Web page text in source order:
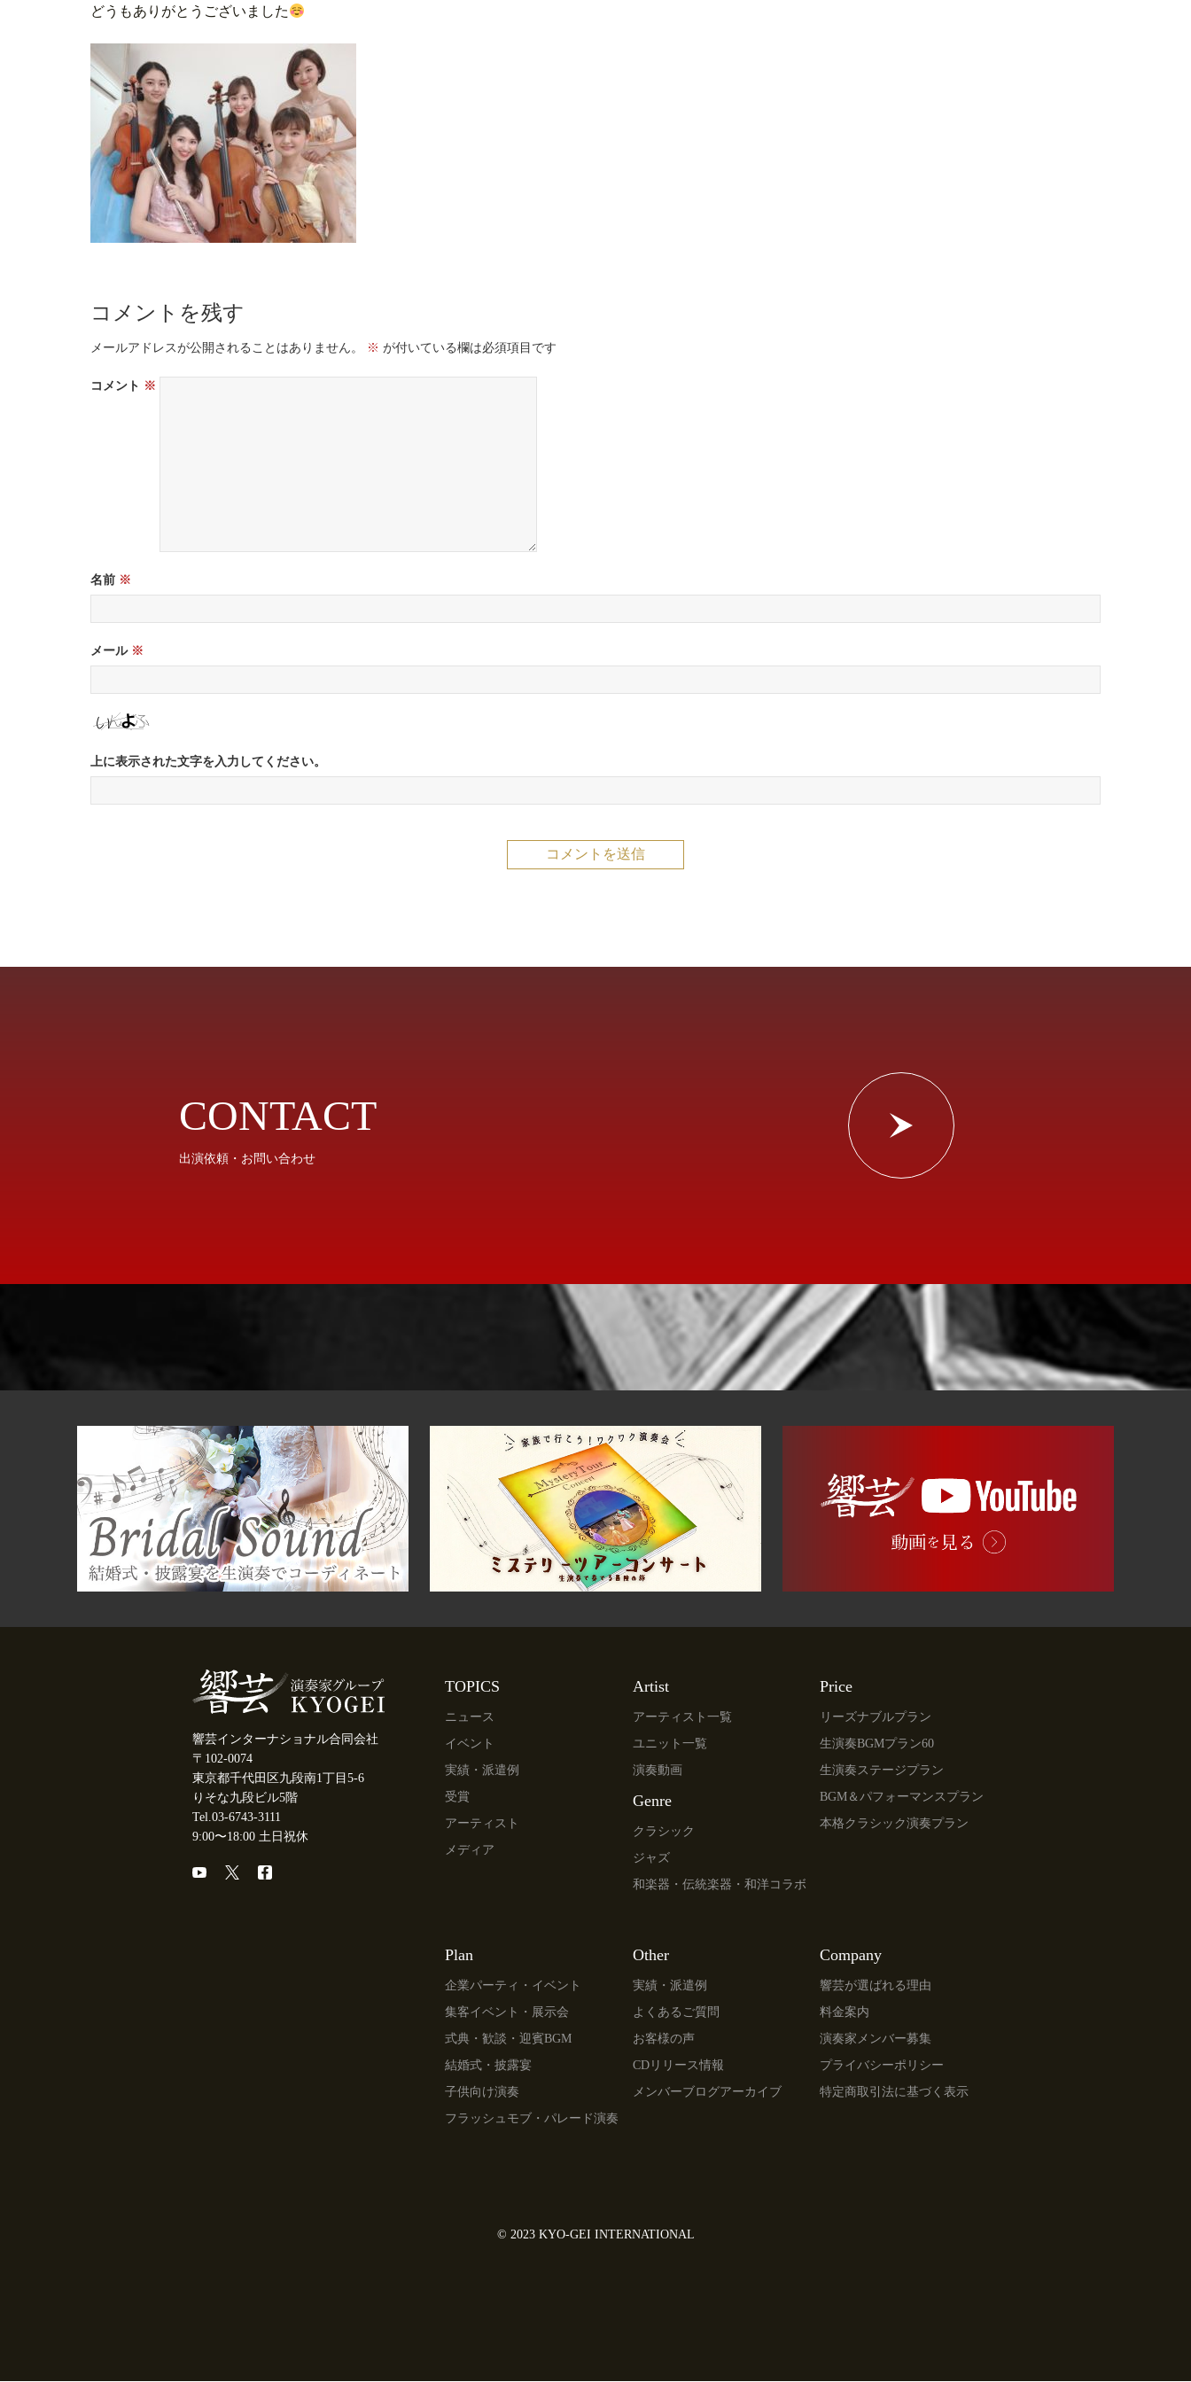
どうもありがとうございました
コメントを残す
メールアドレスが公開されることはありません。 ※ が付いている欄は必須項目です
コメント ※
名前 ※
メール ※
上に表示された文字を入力してください。
CONTACT
出演依頼・お問い合わせ
響芸インターナショナル合同会社
〒102-0074
東京都千代田区九段南1丁目5-6
りそな九段ビル5階
Tel.03-6743-3111
9:00〜18:00 土日祝休
TOPICS
ニュース
イベント
実績・派遣例
受賞
アーティスト
メディア
Artist
アーティスト一覧
ユニット一覧
演奏動画
Genre
クラシック
ジャズ
和楽器・伝統楽器・和洋コラボ
Price
リーズナブルプラン
生演奏BGMプラン60
生演奏ステージプラン
BGM＆パフォーマンスプラン
本格クラシック演奏プラン
Plan
企業パーティ・イベント
集客イベント・展示会
式典・歓談・迎賓BGM
結婚式・披露宴
子供向け演奏
フラッシュモブ・パレード演奏
Other
実績・派遣例
よくあるご質問
お客様の声
CDリリース情報
メンバーブログアーカイブ
Company
響芸が選ばれる理由
料金案内
演奏家メンバー募集
プライバシーポリシー
特定商取引法に基づく表示
© 2023 KYO-GEI INTERNATIONAL